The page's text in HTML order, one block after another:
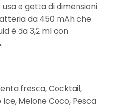
usa e getta di dimensioni
da 450 mAh che
è da 3,2 ml con
fresca, Cocktail,
Melone Coco, Pesca